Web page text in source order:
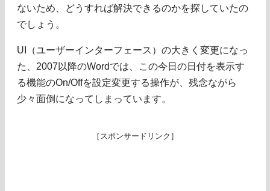
ないため、どうすれば解決できるのかを探していたの
でしょう。
UI（ユーザーインターフェース）の大きく変更になっ
た、2007以降のWordでは、この今日の日付を表示す
る機能のOn/Offを設定変更する操作が、残念ながら
少々面倒になってしまっています。
［スポンサードリンク］